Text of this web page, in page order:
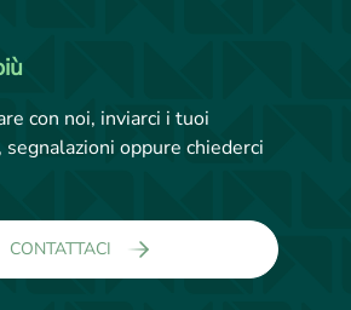
con noi, inviarci i tuoi
oppure chiederci
CONTATTACI